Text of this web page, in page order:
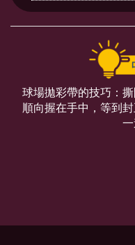
球場拋彩帶的技巧：
順向握在手中，等到
一